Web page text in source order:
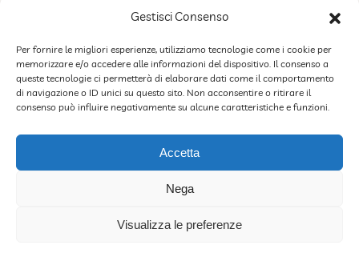
Gestisci Consenso
Per fornire le migliori esperienze, utilizziamo tecnologie come i cookie per
memorizzare e/o accedere alle informazioni del dispositivo. Il consenso a
queste tecnologie ci permetterà di elaborare dati come il comportamento
di navigazione o ID unici su questo sito. Non acconsentire o ritirare il
consenso può influire negativamente su alcune caratteristiche e funzioni.
Accetta
Nega
Visualizza le preferenze
Via di Sant'Alessio, 2831
55100 Lucca (LU)
Privacy Policy
Design & Concept